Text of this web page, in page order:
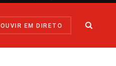
OUVIR EM DIRETO